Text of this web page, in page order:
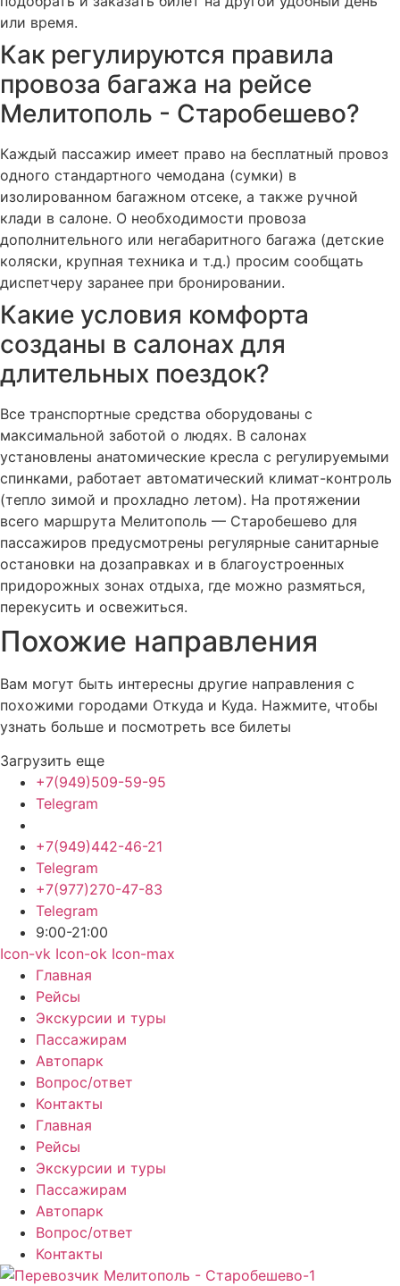
или время.
Как регулируются правила
провоза багажа на рейсе
Мелитополь - Старобешево?
Каждый пассажир имеет право на бесплатный провоз
одного стандартного чемодана (сумки) в
изолированном багажном отсеке, а также ручной
клади в салоне. О необходимости провоза
дополнительного или негабаритного багажа (детские
коляски, крупная техника и т.д.) просим сообщать
диспетчеру заранее при бронировании.
Какие условия комфорта
созданы в салонах для
длительных поездок?
Все транспортные средства оборудованы с
максимальной заботой о людях. В салонах
установлены анатомические кресла с регулируемыми
спинками, работает автоматический климат-контроль
(тепло зимой и прохладно летом). На протяжении
всего маршрута Мелитополь — Старобешево для
пассажиров предусмотрены регулярные санитарные
остановки на дозаправках и в благоустроенных
придорожных зонах отдыха, где можно размяться,
перекусить и освежиться.
Похожие направления
Вам могут быть интересны другие направления с
похожими городами Откуда и Куда. Нажмите, чтобы
узнать больше и посмотреть все билеты
Загрузить еще
+7(949)509-59-95
Telegram
+7(949)442-46-21
Telegram
+7(977)270-47-83
Telegram
9:00-21:00
Icon-vk Icon-ok Icon-max
Главная
Рейсы
Экскурсии и туры
Пассажирам
Автопарк
Вопрос/ответ
Контакты
Главная
Рейсы
Экскурсии и туры
Пассажирам
Автопарк
Вопрос/ответ
Контакты